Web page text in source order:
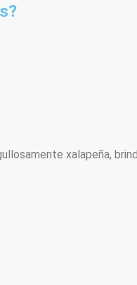
xalapeña,